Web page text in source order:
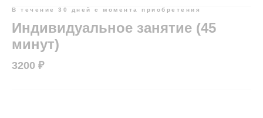
В течение 30 дней с момента приобретения
Индивидуальное занятие (45
минут)
3200 ₽